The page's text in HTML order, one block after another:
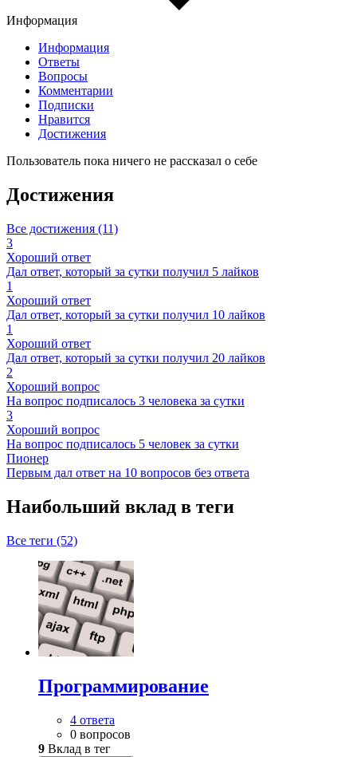
Информация
Информация
Ответы
Вопросы
Комментарии
Подписки
Нравится
Достижения
Пользователь пока ничего не рассказал о себе
Достижения
Все достижения (11)
3
Хороший ответ
Дал ответ, который за сутки получил 5 лайков
1
Хороший ответ
Дал ответ, который за сутки получил 10 лайков
1
Хороший ответ
Дал ответ, который за сутки получил 20 лайков
2
Хороший вопрос
На вопрос подписалось 3 человека за сутки
3
Хороший вопрос
На вопрос подписалось 5 человек за сутки
Пионер
Первым дал ответ на 10 вопросов без ответа
Наибольший вклад в теги
Все теги (52)
Программирование
4 ответа
0 вопросов
9 Вклад в тег